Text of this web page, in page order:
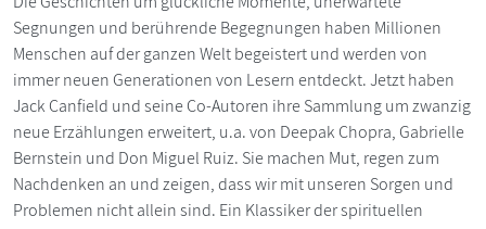
Segnungen und berührende Begegnungen haben Millionen
Menschen auf der ganzen Welt begeistert und werden von
immer neuen Generationen von Lesern entdeckt. Jetzt haben
Jack Canfield und seine Co-Autoren ihre Sammlung um zwanzig
neue Erzählungen erweitert, u.a. von Deepak Chopra, Gabrielle
Bernstein und Don Miguel Ruiz. Sie machen Mut, regen zum
Nachdenken an und zeigen, dass wir mit unseren Sorgen und
Problemen nicht allein sind. Ein Klassiker der spirituellen